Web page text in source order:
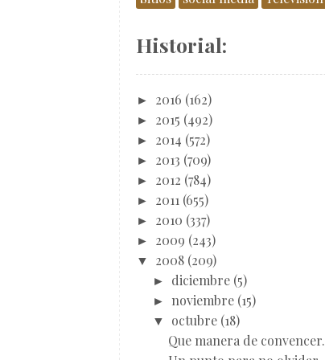
Historial:
► 2016 (162)
► 2015 (492)
► 2014 (572)
► 2013 (709)
► 2012 (784)
► 2011 (655)
► 2010 (337)
► 2009 (243)
▼ 2008 (209)
► diciembre (5)
► noviembre (15)
▼ octubre (18)
Que manera de convencer.